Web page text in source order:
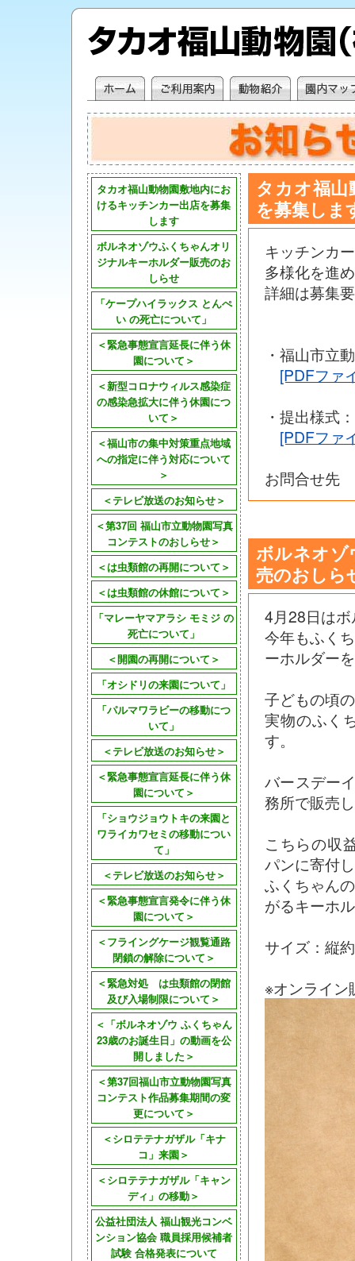
タカオ福山動物園敷地内にお
けるキッチンカー出店を募集
します
ボルネオゾウふくちゃんオリ
ジナルキーホルダー販売のお
しらせ
「ケープハイラックス とんぺ
い の死亡について」
＜緊急事態宣言延長に伴う休
園について＞
＜新型コロナウィルス感染症
の感染急拡大に伴う休園につ
いて＞
＜福山市の集中対策重点地域
への指定に伴う対応について
＞
＜テレビ放送のお知らせ＞
＜第37回 福山市立動物園写真
コンテストのおしらせ＞
＜は虫類館の再開について＞
＜は虫類館の休館について＞
「マレーヤマアラシ モミジ の
死亡について」
＜開園の再開について＞
「オシドリの来園について」
「パルマワラビーの移動につ
いて」
＜テレビ放送のお知らせ＞
＜緊急事態宣言延長に伴う休
園について＞
「ショウジョウトキの来園と
ワライカワセミの移動につい
て」
＜テレビ放送のお知らせ＞
＜緊急事態宣言発令に伴う休
園について＞
＜フライングケージ観覧通路
閉鎖の解除について＞
＜緊急対処 は虫類館の閉館
及び入場制限について＞
＜「ボルネオゾウ ふくちゃん
23歳のお誕生日」の動画を公
開しました＞
＜第37回福山市立動物園写真
コンテスト作品募集期間の変
更について＞
＜シロテテナガザル「キナ
コ」来園＞
＜シロテテナガザル「キャン
ディ」の移動＞
公益社団法人 福山観光コンベ
ンション協会 職員採用候補者
試験 合格発表について
タカオ福
を募集しま
キッチンカ
多様化を進
詳細は募集
・福山市立
[PDFファ
・提出様式
[PDFファ
お問合せ先
ボルネオ
売のおしら
4月28日は
今年もふく
ーホルダー
子どもの頃
実物のふく
す。
バースデー
務所で販売
こちらの収
パンに寄付
ふくちゃん
がるキーホ
サイズ：縦
※オンライン